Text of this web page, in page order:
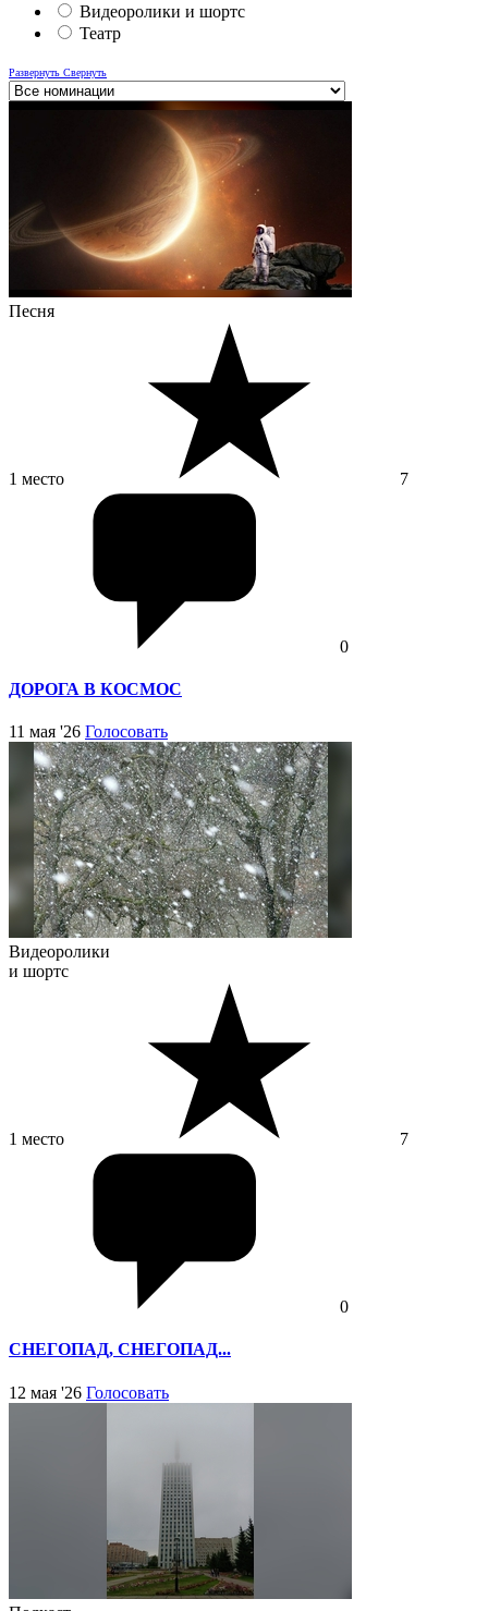
Видеоролики и шортс
Театр
Развернуть Свернуть
Песня
1 место 7
0
ДОРОГА В КОСМОС
11 мая '26 Голосовать
Видеоролики
и шортс
1 место 7
0
СНЕГОПАД, СНЕГОПАД...
12 мая '26 Голосовать